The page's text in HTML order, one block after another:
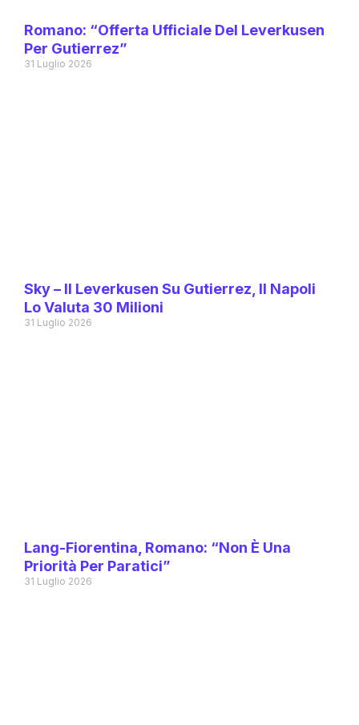
Romano: “Offerta Ufficiale Del Leverkusen
Per Gutierrez”
31 Luglio 2026
Sky – Il Leverkusen Su Gutierrez, Il Napoli
Lo Valuta 30 Milioni
31 Luglio 2026
Lang-Fiorentina, Romano: “Non È Una
Priorità Per Paratici”
31 Luglio 2026